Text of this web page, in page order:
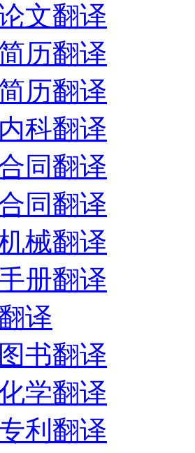
文翻译
历翻译
历翻译
科翻译
同翻译
同翻译
械翻译
册翻译
译
书翻译
学翻译
利翻译